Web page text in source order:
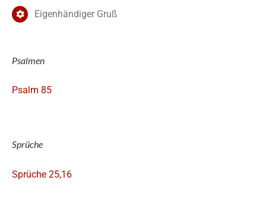
Eigenhändiger Gruß
Psalmen
Psalm 85
Sprüche
Sprüche 25,16